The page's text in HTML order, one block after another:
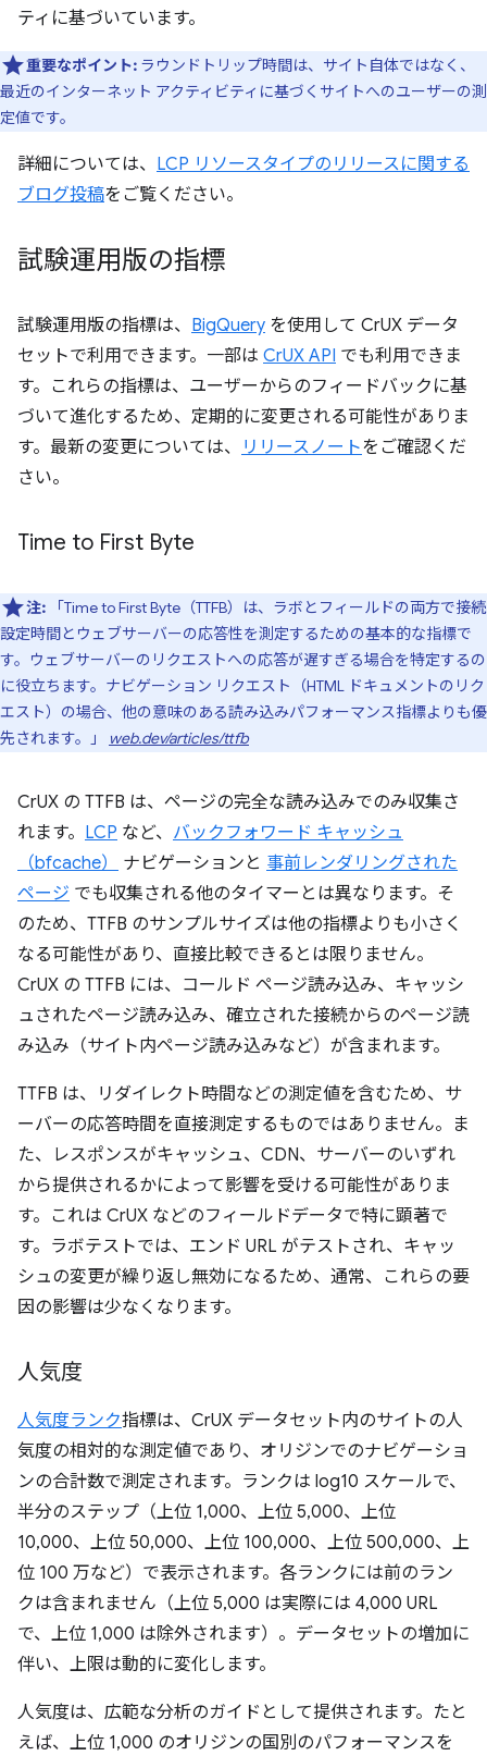
ティに基づいています。
重要なポイント: ラウンドトリップ時間は、サイト自体ではなく、
最近のインターネット アクティビティに基づくサイトへのユーザーの測
定値です。
詳細については、 LCP リソースタイプのリリースに関する
ブログ投稿をご覧ください。
試験運用版の指標
試験運用版の指標は、 BigQuery を使用して CrUX データ
セットで利用できます。一部は CrUX API でも利用できま
す。これらの指標は、ユーザーからのフィードバックに基
づいて進化するため、定期的に変更される可能性がありま
す。最新の変更については、
リリースノートをご確認くだ
さい。
Time to First Byte
注: 「Time to First Byte（TTFB）は、ラボとフィールドの両方で接続
設定時間とウェブサーバーの応答性を測定するための基本的な指標で
す。ウェブサーバーのリクエストへの応答が遅すぎる場合を特定するの
に役立ちます。ナビゲーション リクエスト（HTML ドキュメントのリク
エスト）の場合、他の意味のある読み込みパフォーマンス指標よりも優
先されます。」
web.dev/articles/ttfb
CrUX の TTFB は、ページの完全な読み込みでのみ収集さ
れます。 LCP など、 バックフォワード キャッシュ
（bfcache）
ナビゲーションと 事前レンダリングされた
ページ でも収集される他のタイマーとは異なります。そ
のため、TTFB のサンプルサイズは他の指標よりも小さく
なる可能性があり、直接比較できるとは限りません。
CrUX の TTFB には、コールド ページ読み込み、キャッシ
ュされたページ読み込み、確立された接続からのページ読
み込み（サイト内ページ読み込みなど）が含まれます。
TTFB は、リダイレクト時間などの測定値を含むため、サ
ーバーの応答時間を直接測定するものではありません。ま
た、レスポンスがキャッシュ、CDN、サーバーのいずれ
から提供されるかによって影響を受ける可能性がありま
す。これは CrUX などのフィールドデータで特に顕著で
す。ラボテストでは、エンド URL がテストされ、キャッ
シュの変更が繰り返し無効になるため、通常、これらの要
因の影響は少なくなります。
人気度
人気度ランク指標は、CrUX データセット内のサイトの人
気度の相対的な測定値であり、オリジンでのナビゲーショ
ンの合計数で測定されます。ランクは log10 スケールで、
半分のステップ（上位 1,000、上位 5,000、上位
10,000、上位 50,000、上位 100,000、上位 500,000、上
位 100 万など）で表示されます。各ランクには前のラン
クは含まれません（上位 5,000 は実際には 4,000 URL
で、上位 1,000 は除外されます）。データセットの増加に
伴い、上限は動的に変化します。
人気度は、広範な分析のガイドとして提供されます。たと
えば、上位 1,000 のオリジンの国別のパフォーマンスを